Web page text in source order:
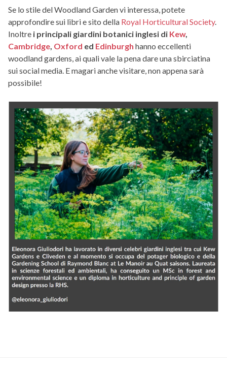
Se lo stile del Woodland Garden vi interessa, potete
approfondire sui libri e sito della Royal Horticultural Society.
Inoltre i principali giardini botanici inglesi di Kew,
Cambridge Oxford ed Edinburgh hanno eccellenti
woodland gardens, ai quali vale la pena dare una sbirciatina
sui social media. E magari anche visitare, non appena sarà
possibile!